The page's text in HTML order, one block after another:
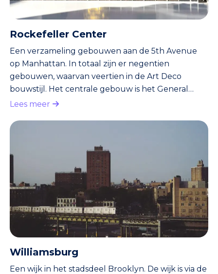
Rockefeller Center
Een verzameling gebouwen aan de 5th Avenue
op Manhattan. In totaal zijn er negentien
gebouwen, waarvan veertien in de Art Deco
bouwstijl. Het centrale gebouw is het General
Electric Building. In de winter staat er een ijsbaan
kerstboom, die elk jaar met groot vertoon wordt
publiekstrekker.
Lees meer
Williamsburg
Een wijk in het stadsdeel Brooklyn. De wijk is via de